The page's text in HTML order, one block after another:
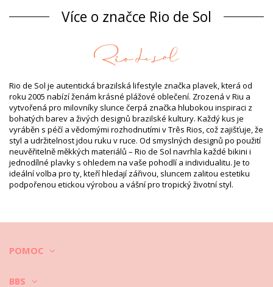
Horní díl Červený Rio de Sol SPRING
Složení
Složení: 84% Biodegradable Nylon (AMNI SOUL ECO), 16%
Spandex (LYCRA) - OEKO-TEX - Chlorine Resistant
Podšívka: 84% Biodegradable Nylon (AMNI SOUL ECO), 16%
UV ochrana: UPF 50+
Informace o produktu
Oddělení: Dámské, Horní díl
Balíček obsahuje: 1 x Horní díl (Jiná příslušenství nejsou
zahrnuta)
HS CODE: 6112.41.0010
SKU: 1981125763
EAN: XS (7899810420954), S (7899810420961), M (7899810420855),
L (7899810420848), XL (7899810420732)
Retušované fotky
Instrukce pro péči: Rio de Sol Top Shimmer-Desejo
Chcete si užít váš nový set bikin na několik sezón? Pokud ano, musíte
Více o značce Rio de Sol
Rio de Sol je autentická brazilská lifestyle značka plavek, která od
roku 2005 nabízí ženám krásné plážové oblečení. Zrozená v Riu a
vytvořená pro milovníky slunce čerpá značka hlubokou inspiraci z
bohatých barev a živých designů brazilské kultury. Každý kus je
vyráběn s péčí a vědomými rozhodnutími v Três Rios, což zajišťuje, že
styl a udržitelnost jdou ruku v ruce. Od smyslných designů po použití
neuvěřitelně měkkých materiálů – Rio de Sol navrhla každé bikini i
jednodílné plavky s ohledem na vaše pohodlí a individualitu. Je to
ideální volba pro ty, kteří hledají zářivou, sluncem zalitou estetiku
podpořenou etickou výrobou a vášní pro tropický životní styl.
POMOC
BBS